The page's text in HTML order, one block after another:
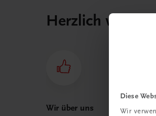
Diese
Wir
Herzlich
Wir über uns